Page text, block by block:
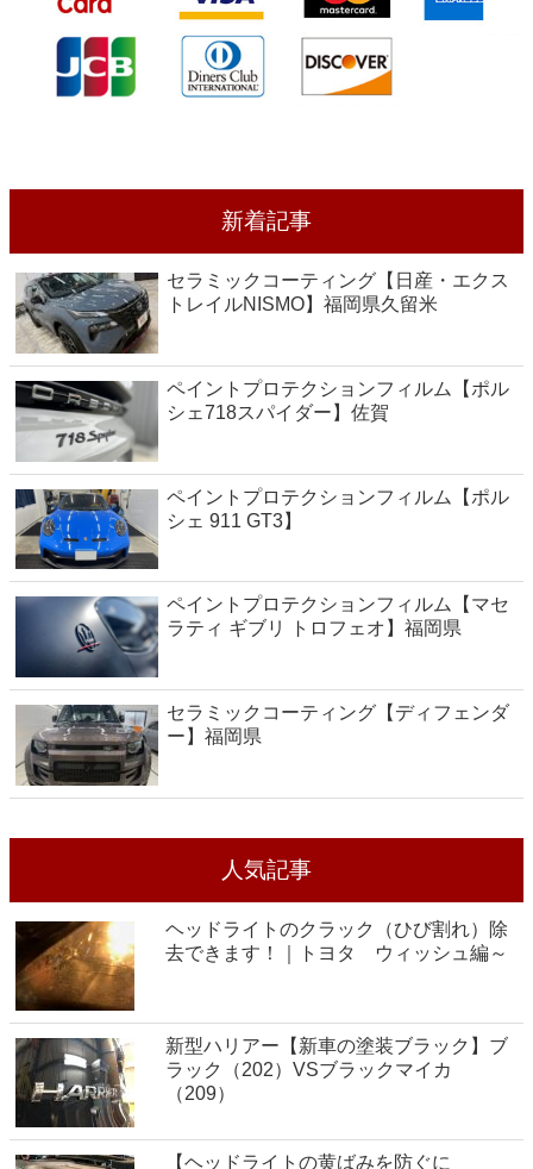
新着記事
セラミックコーティング【日産・エクス
トレイルNISMO】福岡県久留米
ペイントプロテクションフィルム【ポル
シェ718スパイダー】佐賀
ペイントプロテクションフィルム【ポル
シェ 911 GT3】
ペイントプロテクションフィルム【マセ
ラティ ギブリ トロフェオ】福岡県
セラミックコーティング【ディフェンダ
ー】福岡県
人気記事
ヘッドライトのクラック（ひび割れ）除
去できます！｜トヨタ ウィッシュ編～
新型ハリアー【新車の塗装ブラック】ブ
ラック（202）VSブラックマイカ
（209）
【ヘッドライトの黄ばみを防ぐに